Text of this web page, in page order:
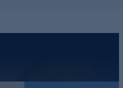
natürliche Hautregeneration. Mit
lassen Sie Ihrer Vulva die Pflege